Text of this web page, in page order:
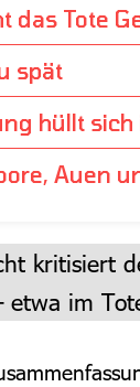
das Tote
spät
hüllt sich
Auen
kritisiert
etwa im